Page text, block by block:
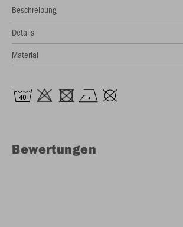
Beschreibung
Details
Material
Bewertungen